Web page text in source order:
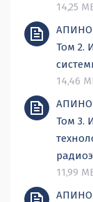
14,25
АПИНО
Том 2.
14,46
АПИНО
Том 3.
11,99
АПИНО